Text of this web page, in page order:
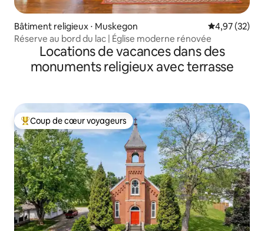
Bâtiment religieux ⋅ Muskegon Évaluation
4,97 (32)
Réserve au bord du lac | Église moderne rénovée
Locations de vacances dans des
monuments religieux avec terrasse
Coups de cœur voyageurs les plus appréciés
Coup de cœur voyageurs